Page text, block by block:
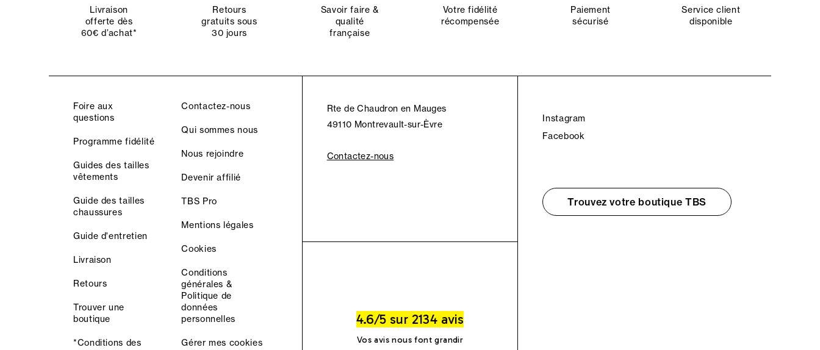
Livraison
offerte dès
60€ d’achat*
Retours
gratuits sous
30 jours
Savoir faire &
qualité
française
Votre fidélité
récompensée
Paiement
sécurisé
Service client
disponible
Foire aux
questions
Programme fidélité
Guides des tailles
vêtements
Guide des tailles
chaussures
Guide d'entretien
Livraison
Retours
Trouver une
boutique
*Conditions des
Contactez-nous
Qui sommes nous
Nous rejoindre
Devenir affilié
TBS Pro
Mentions légales
Cookies
Conditions
générales &
Politique de
données
personnelles
Gérer mes cookies
Rte de Chaudron en Mauges
49110 Montrevault-sur-Èvre
Contactez-nous
4.6/5 sur 2134 avis
Vos avis nous font grandir
Instagram
Facebook
Trouvez votre boutique TBS